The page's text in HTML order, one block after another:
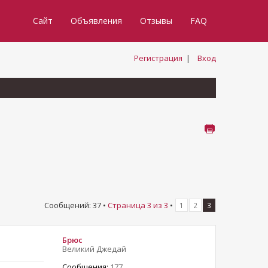
Сайт Объявления Отзывы FAQ
Регистрация | Вход
Сообщений: 37 • Страница 3 из 3 • 1 2 3
Брюс
Великий Джедай